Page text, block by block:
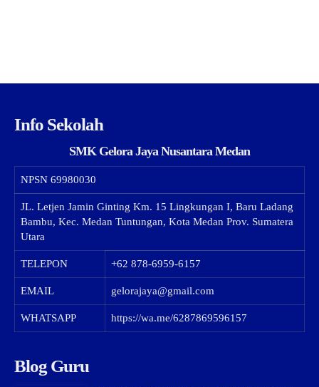
Info Sekolah
SMK Gelora Jaya Nusantara Medan
NPSN 69980030
JL. Letjen Jamin Ginting Km. 15 Lingkungan I, Baru Ladang
Bambu, Kec. Medan Tuntungan, Kota Medan Prov. Sumatera
Utara
TELEPON +62 878-6959-6157
EMAIL gelorajaya@gmail.com
WHATSAPP https://wa.me/6287869596157
Blog Guru